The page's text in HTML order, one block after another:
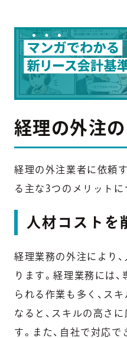
経理の外注
経理の外注業者に依頼
る主な3つのメリットに
人材コストを
経理業務の外注により
ります。経理業務には
られる作業も多く、ス
なると、スキルの高さ
す。また、自社で対応で